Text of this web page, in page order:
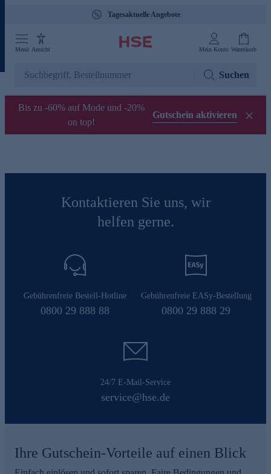
Tagesaktuelle Angebote
Menü Ansicht Mein Konto Warenkorb
Suchen
Bis zu -60% auf Mode und -20%
on top!
Gutschein aktivieren
Kontaktieren Sie uns, wir
helfen gerne.
Gebührenfreie Bestell-Hotline
0800 29 888 88
Gebührenfreie EASy-Bestellung
0800 29 888 29
24/7 E-Mail-Service
service@hse.de
Ihre Gutschein-Vorteile auf einen Blick